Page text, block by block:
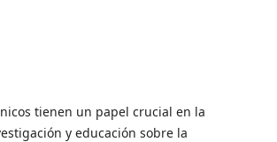
tienen un papel crucial en la
y educación sobre la